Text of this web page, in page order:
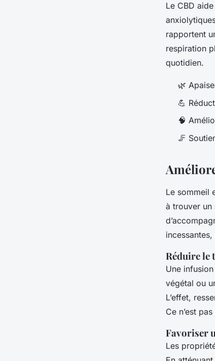
Le CBD
rapportent
respiration
quotidien.
🌿
💪
🧠
🦵
Le sommeil
à trouver un
incessantes,
Réduire le
Une
végétal ou
L’effet,
Ce n’est
Favoriser
Les